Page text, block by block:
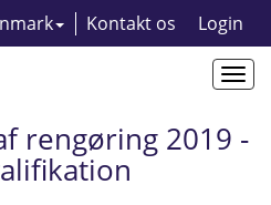
Kontakt os Login
rengøring 2019 -